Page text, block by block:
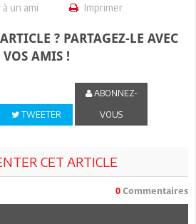
un ami Imprimer
? PARTAGEZ-LE AVEC
VOS AMIS !
TWEETER
ABONNEZ-
VOUS
CET ARTICLE
0 Commentaires